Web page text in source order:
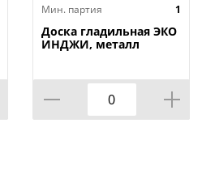
Мин. партия
1
Доска гладильная ЭКО
ИНДЖИ, металл